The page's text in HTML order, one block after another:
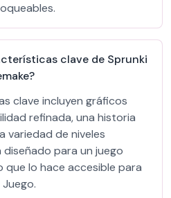
clave de Sprunki
clave incluyen gráficos
refinada, una historia
variedad de niveles
para un juego
que lo hace accesible para